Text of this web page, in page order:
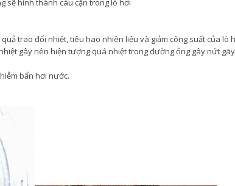
sẽ hình thành cáu cặn trong lò hơi
trao đổi nhiệt, tiêu hao nhiên liệu và giảm công suất của lò
gây nên hiện tượng quá nhiệt trong đường ống gây nứt
bẩn hơi nước.